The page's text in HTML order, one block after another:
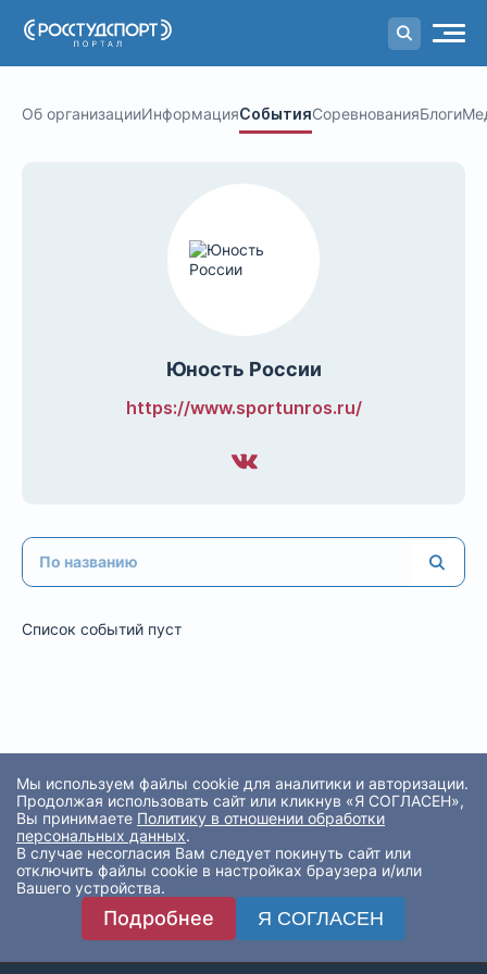
Порталстуденческого спорта
Об организацииИнформацияСобытияСоревнованияБлоги
Юность России
https://www.sportunros.ru/
Список событий пуст
Мы используем файлы cookie для аналитики и авторизации.
Продолжая использовать сайт или кликнув «Я СОГЛАСЕН»,
Вы принимаете Политику в отношении обработки
персональных данных.
В случае несогласия Вам следует покинуть сайт или
отключить файлы cookie в настройках браузера и/или
Вашего устройства.
Подробнее Я СОГЛАСЕН